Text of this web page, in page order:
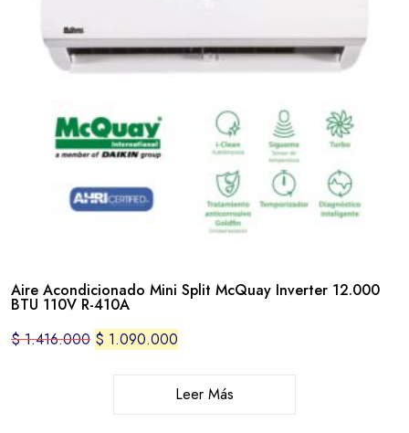
Aire Acondicionado Mini Split McQuay Inverter 12.000
BTU 110V R-410A
$1.416.000 $ 1.090.000
Leer Más